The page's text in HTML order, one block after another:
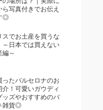
ら写真付きでお伝え
◎
スでお土産を買うな
日本では買えない
編～
ったバルセロナのお
介！可愛いガウディ
ッズやおすすめのバ
雑貨◎